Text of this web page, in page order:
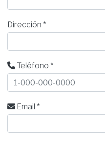
Dirección *
Teléfono *
Email *